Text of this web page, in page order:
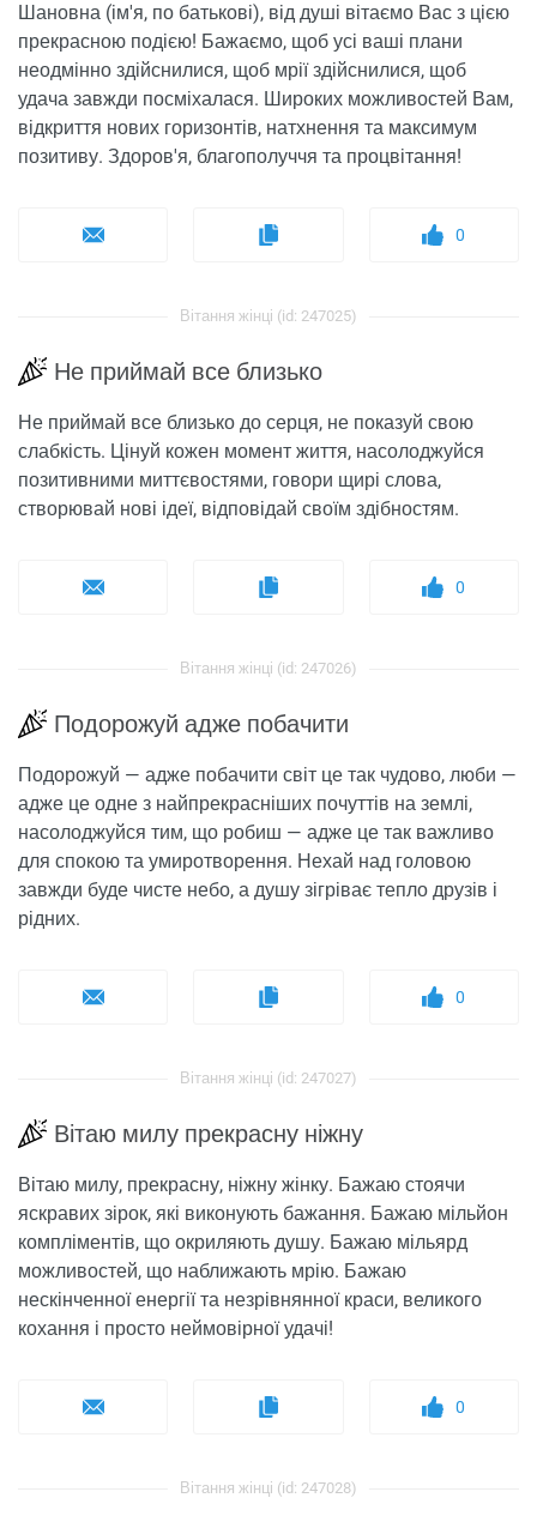
Шановна (ім'я, по батькові), від душі вітаємо Вас з цією
прекрасною подією! Бажаємо, щоб усі ваші плани
неодмінно здійснилися, щоб мрії здійснилися, щоб
удача завжди посміхалася. Широких можливостей Вам,
відкриття нових горизонтів, натхнення та максимум
позитиву. Здоров'я, благополуччя та процвітання!
0
Вітання жінці (id: 247025)
Не приймай все близько
Не приймай все близько до серця, не показуй свою
слабкість. Цінуй кожен момент життя, насолоджуйся
позитивними миттєвостями, говори щирі слова,
створювай нові ідеї, відповідай своїм здібностям.
0
Вітання жінці (id: 247026)
Подорожуй адже побачити
Подорожуй — адже побачити світ це так чудово, люби —
адже це одне з найпрекрасніших почуттів на землі,
насолоджуйся тим, що робиш — адже це так важливо
для спокою та умиротворення. Нехай над головою
завжди буде чисте небо, а душу зігріває тепло друзів і
рідних.
0
Вітання жінці (id: 247027)
Вітаю милу прекрасну ніжну
Вітаю милу, прекрасну, ніжну жінку. Бажаю стоячи
яскравих зірок, які виконують бажання. Бажаю мільйон
компліментів, що окриляють душу. Бажаю мільярд
можливостей, що наближають мрію. Бажаю
нескінченної енергії та незрівнянної краси, великого
кохання і просто неймовірної удачі!
0
Вітання жінці (id: 247028)